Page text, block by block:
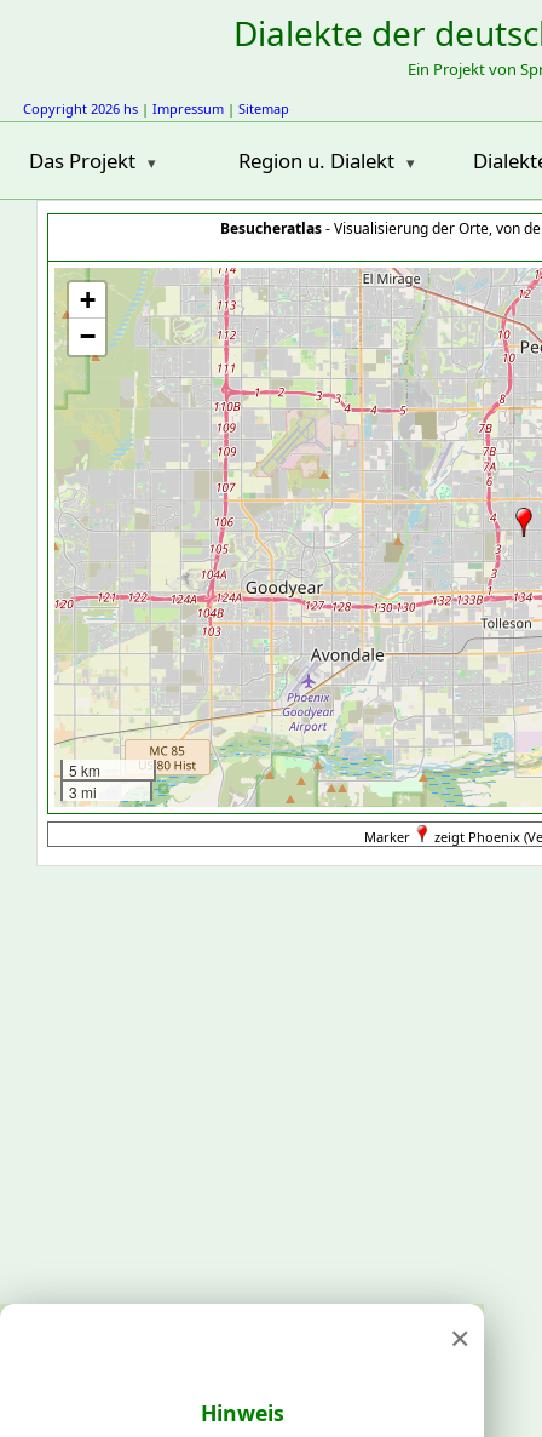
Dialekte der
Ein Projekt von
Copyright 2026 hs | Impressum | Sitemap
Das Projekt Region u. Dialekt
Besucheratlas- Visualisierung der Orte, von
+
−
5 km
3 mi
Marker zeigt Phoenix
×
Hinweis